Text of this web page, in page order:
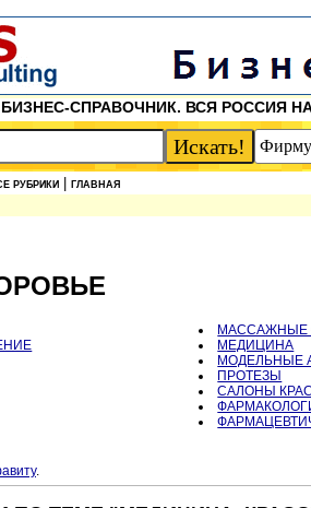
СПРАВОЧНИК. ВСЯ РОССИЯ
РУБРИКИ ГЛАВНАЯ
МАССАЖНЫЕ
МЕДИЦИНА
МОДЕЛЬНЫЕ
ПРОТЕЗЫ
САЛОНЫ
.